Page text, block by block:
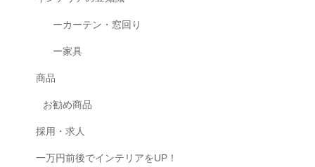
ーカーテン・窓回り
ー家具
商品
お勧め商品
採用・求人
一万円前後でインテリアをUP！